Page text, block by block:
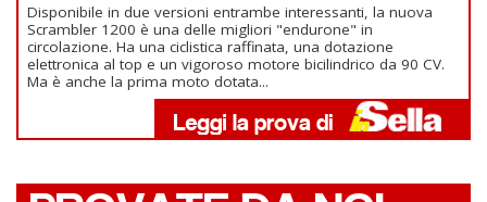
Disponibile in due versioni entrambe interessanti, la nuova
Scrambler 1200 è una delle migliori "endurone" in
circolazione. Ha una ciclistica raffinata, una dotazione
elettronica al top e un vigoroso motore bicilindrico da 90 CV.
Ma è anche la prima moto dotata...